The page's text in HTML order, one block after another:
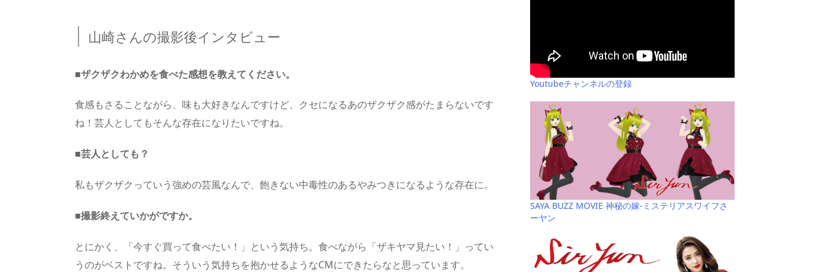
山崎さんの撮影後インタビュー
■ザクザクわかめを食べた感想を教えてください。
食感もさることながら、味も大好きなんですけど、クセになるあのザクザク感がたまらないです
ね！芸人としてもそんな存在になりたいですね。
■芸人としても？
私もザクザクっていう強めの芸風なんで、飽きない中毒性のあるやみつきになるような存在に。
■撮影終えていかがですか。
とにかく、「今すぐ買って食べたい！」という気持ち。食べながら「ザキヤマ見たい！」ってい
うのがベストですね。そういう気持ちを抱かせるようなCMにできたらなと思っています。
Youtubeチャンネルの登録
SAYA BUZZ MOVIE 神秘の嫁-ミステリアスワイフさ
ーヤン